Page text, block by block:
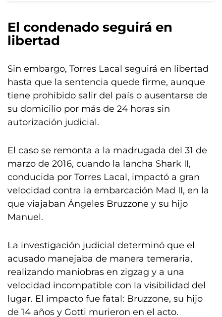
El condenado seguirá en
libertad
Sin embargo, Torres Lacal seguirá en libertad
hasta que la sentencia quede firme, aunque
tiene prohibido salir del país o ausentarse de
su domicilio por más de 24 horas sin
autorización judicial.
El caso se remonta a la madrugada del 31 de
marzo de 2016, cuando la lancha Shark II,
conducida por Torres Lacal, impactó a gran
velocidad contra la embarcación Mad II, en la
que viajaban Ángeles Bruzzone y su hijo
Manuel.
La investigación judicial determinó que el
acusado manejaba de manera temeraria,
realizando maniobras en zigzag y a una
velocidad incompatible con la visibilidad del
lugar. El impacto fue fatal: Bruzzone, su hijo
de 14 años y Gotti murieron en el acto.